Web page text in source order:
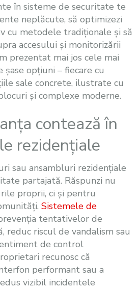
în sisteme de securitate te
neplăcute, să optimizezi
cu metodele tradiționale și să
accesului și monitorizării
prezentat mai jos cele mai
șase opțiuni – fiecare cu
sale concrete, ilustrate cu
și complexe moderne.
contează în
rezidențiale
sau ansambluri rezidențiale
partajată. Răspunzi nu
proprii, ci și pentru
Sistemele de
tentativelor de
reduc riscul de vandalism sau
de control
recunosc că
performant sau a
vizibil incidentele